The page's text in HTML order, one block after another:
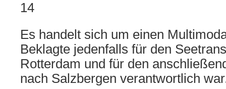
14
Es handelt sich um einen
Beklagte jedenfalls für den
Rotterdam und für den
nach Salzbergen verantwortlich